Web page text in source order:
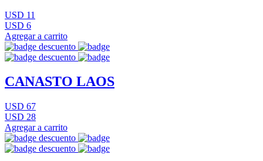
USD 11
USD 6
Agregar a carrito
CANASTO LAOS
USD 67
USD 28
Agregar a carrito